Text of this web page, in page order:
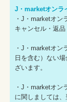
J・marketオンラ
・J・marketオン
キャンセル・返品
・J・marketオン
日を含む）ない
ざいます。
・J・marketオン
に関しましては、